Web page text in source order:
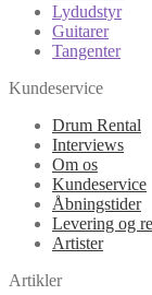
Lydudstyr
Guitarer
Tangenter
Kundeservice
Drum Rental
Interviews
Om os
Kundeservice
Åbningstider
Levering og
Artister
Artikler